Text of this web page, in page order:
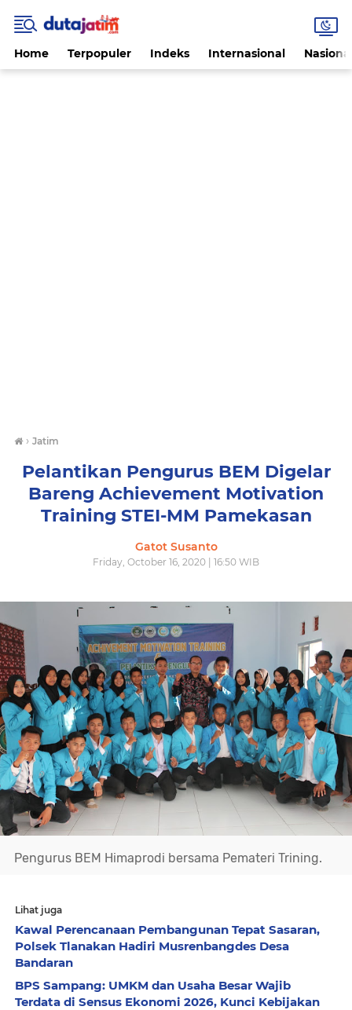
Home Terpopuler Indeks Internasional
› Jatim
Pelantikan Pengurus BEM Digelar
Bareng Achievement Motivation
Training STEI-MM Pamekasan
Gatot Susanto
Friday, October 16, 2020 | 16:50 WIB
Pengurus BEM Himaprodi bersama Pemateri Trining.
Lihat juga
Kawal Perencanaan Pembangunan Tepat Sasaran,
Polsek Tlanakan Hadiri Musrenbangdes Desa
Bandaran
BPS Sampang: UMKM dan Usaha Besar Wajib
Terdata di Sensus Ekonomi 2026, Kunci Kebijakan